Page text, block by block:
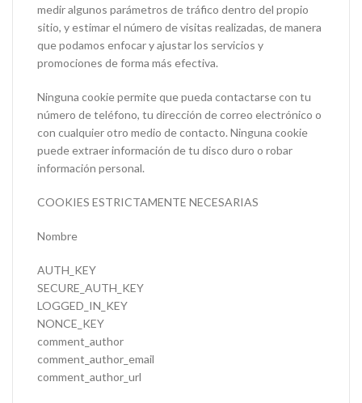
medir algunos parámetros de tráfico dentro del propio
sitio, y estimar el número de visitas realizadas, de manera
que podamos enfocar y ajustar los servicios y
promociones de forma más efectiva.
Ninguna cookie permite que pueda contactarse con tu
número de teléfono, tu dirección de correo electrónico o
con cualquier otro medio de contacto. Ninguna cookie
puede extraer información de tu disco duro o robar
información personal.
COOKIES ESTRICTAMENTE NECESARIAS
Nombre
AUTH_KEY
SECURE_AUTH_KEY
LOGGED_IN_KEY
NONCE_KEY
comment_author
comment_author_email
comment_author_url